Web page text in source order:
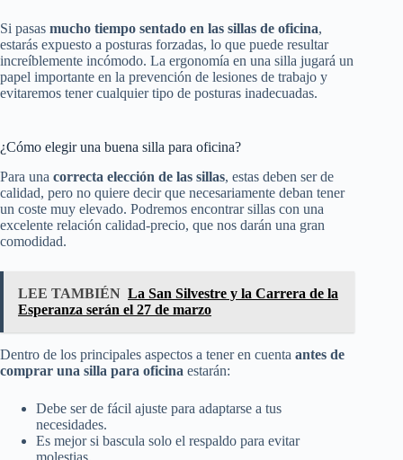
Si pasas mucho tiempo sentado en las sillas de oficina,
estarás expuesto a posturas forzadas, lo que puede resultar
increíblemente incómodo. La ergonomía en una silla jugará un
papel importante en la prevención de lesiones de trabajo y
evitaremos tener cualquier tipo de posturas inadecuadas.
¿Cómo elegir una buena silla para oficina?
Para una correcta elección de las sillas, estas deben ser de
calidad, pero no quiere decir que necesariamente deban tener
un coste muy elevado. Podremos encontrar sillas con una
excelente relación calidad-precio, que nos darán una gran
comodidad.
LEE TAMBIÉN La San Silvestre y la Carrera de la
Esperanza serán el 27 de marzo
Dentro de los principales aspectos a tener en cuenta antes de
comprar una silla para oficina estarán:
Debe ser de fácil ajuste para adaptarse a tus
necesidades.
Es mejor si bascula solo el respaldo para evitar
molestias.